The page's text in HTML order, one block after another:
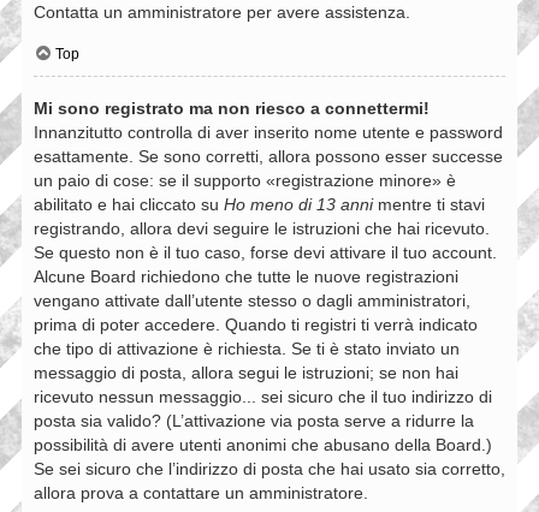
Contatta un amministratore per avere assistenza.
Top
Mi sono registrato ma non riesco a connettermi!
Innanzitutto controlla di aver inserito nome utente e password
esattamente. Se sono corretti, allora possono esser successe
un paio di cose: se il supporto «registrazione minore» è
abilitato e hai cliccato su Ho meno di 13 annimentre ti stavi
registrando, allora devi seguire le istruzioni che hai ricevuto.
Se questo non è il tuo caso, forse devi attivare il tuo account.
Alcune Board richiedono che tutte le nuove registrazioni
vengano attivate dall’utente stesso o dagli amministratori,
prima di poter accedere. Quando ti registri ti verrà indicato
che tipo di attivazione è richiesta. Se ti è stato inviato un
messaggio di posta, allora segui le istruzioni; se non hai
ricevuto nessun messaggio... sei sicuro che il tuo indirizzo di
posta sia valido? (L’attivazione via posta serve a ridurre la
possibilità di avere utenti anonimi che abusano della Board.)
Se sei sicuro che l’indirizzo di posta che hai usato sia corretto,
allora prova a contattare un amministratore.